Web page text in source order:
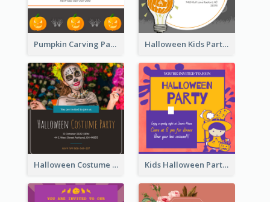
Pumpkin Carving Party Invitation Halloween Kids Party Invitation
Halloween Costume Party Invitation Kids Halloween Party Invitation